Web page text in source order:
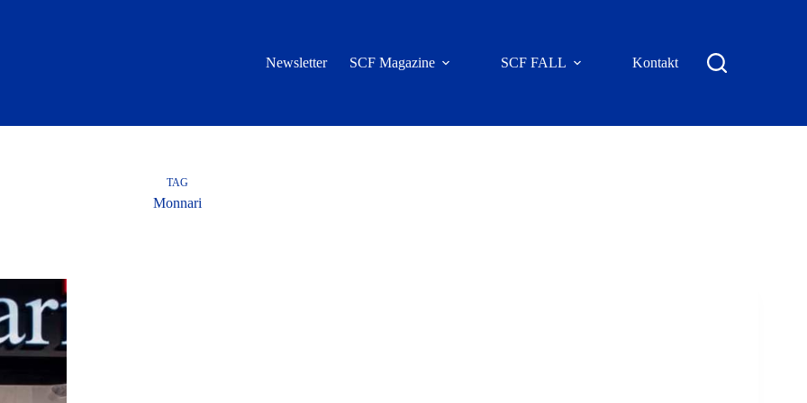
Newsletter SCF Magazine SCF FALL Kontakt
TAG
Monnari